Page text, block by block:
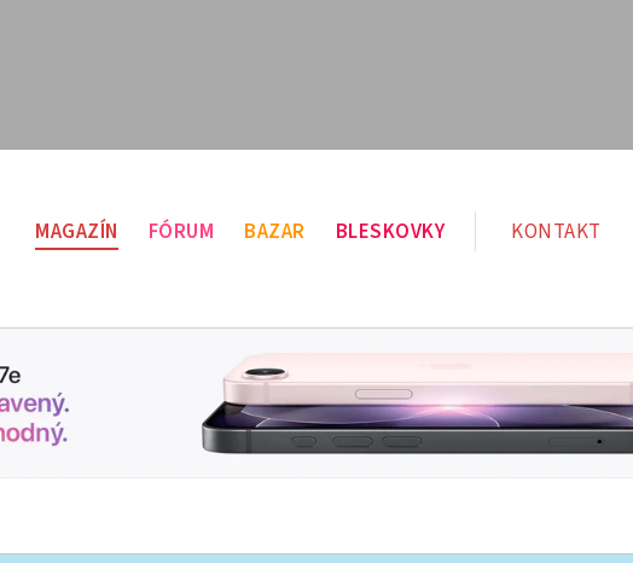
MAGAZÍN FÓRUM BAZAR BLESKOVKY KONTAKT